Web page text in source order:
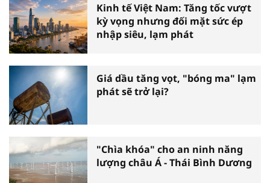
Kinh tế Việt Nam: Tăng tốc vượt
kỳ vọng nhưng đối mặt sức ép
nhập siêu, lạm phát
Giá dầu tăng vọt, "bóng ma" lạm
phát sẽ trở lại?
"Chìa khóa" cho an ninh năng
lượng châu Á - Thái Bình Dương